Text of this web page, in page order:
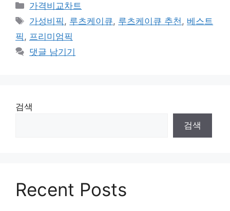
카
테
리
가격비교차트
태
그
가성비픽, 루츠케이큐, 루츠케이큐 추천, 베스트
픽, 프리미엄픽
댓글 남기기
검색
검색
Recent Posts